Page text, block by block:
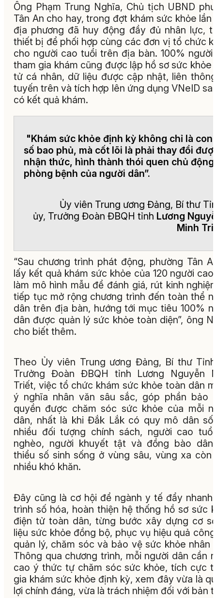
Ông Phạm Trung Nghĩa, Chủ tịch UBND
Tân An cho hay, trong đợt khám sức khỏe lần
địa phương đã huy động đầy đủ nhân lực,
thiết bị để phối hợp cùng các đơn vị tổ chức
cho người cao tuổi trên địa bàn. 100% người
tham gia khám cũng được lập hồ sơ sức khỏe
tử cá nhân, dữ liệu được cập nhật, liên
tuyến trên và tích hợp lên ứng dụng VNeID
có kết quả khám.
"Khám sức khỏe định kỳ không chỉ là con
số bao phủ, mà cốt lõi là phải thay đổi
nhận thức, hình thành thói quen chủ động
phòng bệnh của người dân”.
Ủy viên Trung ương Đảng, Bí thư
ủy, Trưởng Đoàn ĐBQH tỉnh Lương
Minh
“Sau chương trình phát động, phường Tân
lấy kết quả khám sức khỏe của 120 người cao
làm mô hình mẫu để đánh giá, rút kinh
tiếp tục mở rộng chương trình đến toàn thể
dân trên địa bàn, hướng tới mục tiêu 100%
dân được quản lý sức khỏe toàn diện”, ông
cho biết thêm.
Theo Ủy viên Trung ương Đảng, Bí thư
Trưởng Đoàn ĐBQH tỉnh Lương Nguyễn
Triết, việc tổ chức khám sức khỏe toàn dân
ý nghĩa nhân văn sâu sắc, góp phần bảo
quyền được chăm sóc sức khỏe của mỗi
dân, nhất là khi Đắk Lắk có quy mô dân số
nhiều đối tượng chính sách, người cao
nghèo, người khuyết tật và đồng bào dân
thiểu số sinh sống ở vùng sâu, vùng xa còn
nhiều khó khăn.
Đây cũng là cơ hội để ngành y tế đẩy nhanh
trình số hóa, hoàn thiện hệ thống hồ sơ sức
điện tử toàn dân, từng bước xây dựng cơ
liệu sức khỏe đồng bộ, phục vụ hiệu quả
quản lý, chăm sóc và bảo vệ sức khỏe nhân
Thông qua chương trình, mỗi người dân cần
cao ý thức tự chăm sóc sức khỏe, tích cực
gia khám sức khỏe định kỳ, xem đây vừa là
lợi chính đáng, vừa là trách nhiệm đối với bản